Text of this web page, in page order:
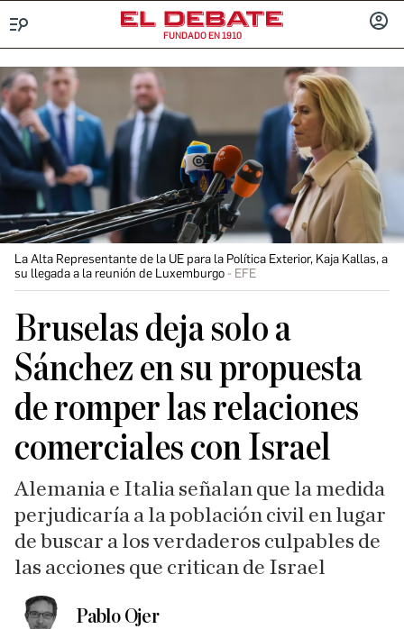
FUNDADO EN 1910
La Alta Representante de la UE para la Política Exterior, Kaja Kallas, a
su llegada a la reunión de Luxemburgo
EFE
Bruselas deja solo a
Sánchez en su propuesta
de romper las relaciones
comerciales con Israel
Alemania e Italia señalan que la medida
perjudicaría a la población civil en lugar
de buscar a los verdaderos culpables de
las acciones que critican de Israel
Pablo Ojer